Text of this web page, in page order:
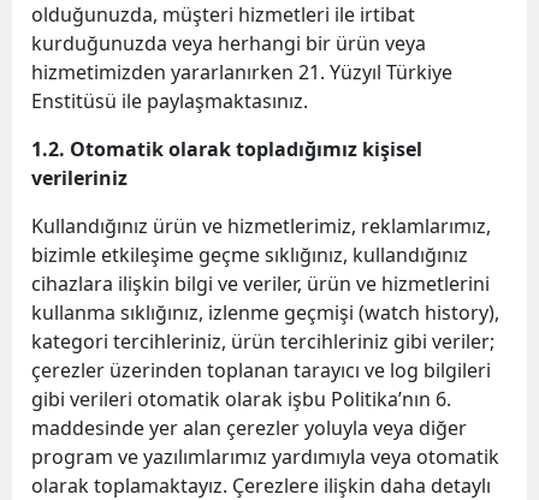
olduğunuzda, müşteri hizmetleri ile irtibat
kurduğunuzda veya herhangi bir ürün veya
hizmetimizden yararlanırken 21. Yüzyıl Türkiye
Enstitüsü ile paylaşmaktasınız.
1.2. Otomatik olarak topladığımız kişisel
verileriniz
Kullandığınız ürün ve hizmetlerimiz, reklamlarımız,
bizimle etkileşime geçme sıklığınız, kullandığınız
cihazlara ilişkin bilgi ve veriler, ürün ve hizmetlerini
kullanma sıklığınız, izlenme geçmişi (watch history),
kategori tercihleriniz, ürün tercihleriniz gibi veriler;
çerezler üzerinden toplanan tarayıcı ve log bilgileri
gibi verileri otomatik olarak işbu Politika’nın 6.
maddesinde yer alan çerezler yoluyla veya diğer
program ve yazılımlarımız yardımıyla veya otomatik
olarak toplamaktayız. Çerezlere ilişkin daha detaylı